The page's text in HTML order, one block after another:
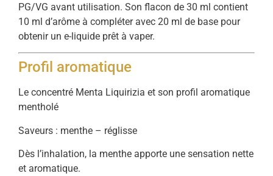
PG/VG avant utilisation. Son flacon de 30 ml contient
10 ml d’arôme à compléter avec 20 ml de base pour
obtenir un e-liquide prêt à vaper.
Profil aromatique
Le concentré Menta Liquirizia et son profil aromatique
mentholé
Saveurs : menthe – réglisse
Dès l’inhalation, la menthe apporte une sensation nette
et aromatique.